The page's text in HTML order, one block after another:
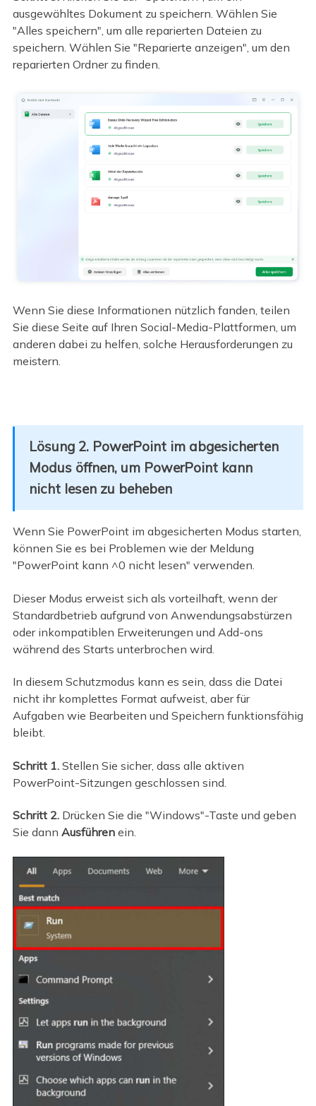
ausgewähltes Dokument zu speichern. Wählen Sie
"Alles speichern", um alle reparierten Dateien zu
speichern. Wählen Sie "Reparierte anzeigen", um den
reparierten Ordner zu finden.
Wenn Sie diese Informationen nützlich fanden, teilen
Sie diese Seite auf Ihren Social-Media-Plattformen, um
anderen dabei zu helfen, solche Herausforderungen zu
meistern.
Lösung 2. PowerPoint im abgesicherten
Modus öffnen, um PowerPoint kann
nicht lesen zu beheben
Wenn Sie PowerPoint im abgesicherten Modus starten,
können Sie es bei Problemen wie der Meldung
"PowerPoint kann ^0 nicht lesen" verwenden.
Dieser Modus erweist sich als vorteilhaft, wenn der
Standardbetrieb aufgrund von Anwendungsabstürzen
oder inkompatiblen Erweiterungen und Add-ons
während des Starts unterbrochen wird.
In diesem Schutzmodus kann es sein, dass die Datei
nicht ihr komplettes Format aufweist, aber für
Aufgaben wie Bearbeiten und Speichern funktionsfähig
bleibt.
Schritt 1.Stellen Sie sicher, dass alle aktiven
PowerPoint-Sitzungen geschlossen sind.
Schritt 2. Drücken Sie die "Windows"-Taste und geben
Sie dann Ausführenein.